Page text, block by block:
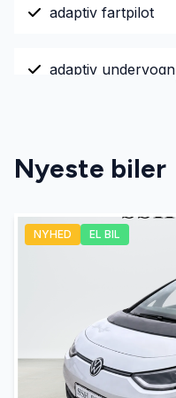
adaptiv fartpilot
adaptiv undervogn
airbags
aircondition
anhængertræk
Nyeste biler
NYHED EL BIL